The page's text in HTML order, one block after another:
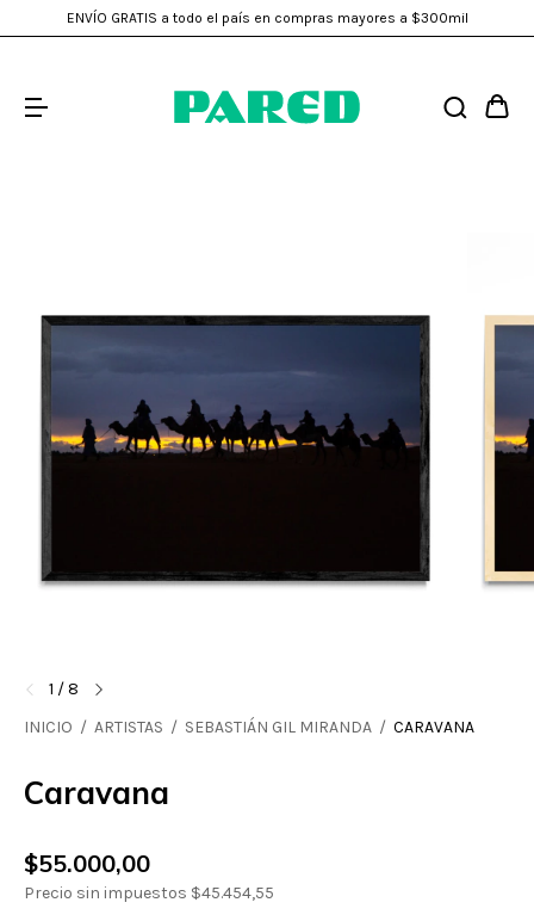
ENVÍO GRATIS a todo el país en compras mayores a $300mil
1 /8
INICIO / ARTISTAS / SEBASTIÁN GIL MIRANDA / CARAVANA
Caravana
$55.000,00
Precio sin impuestos $45.454,55